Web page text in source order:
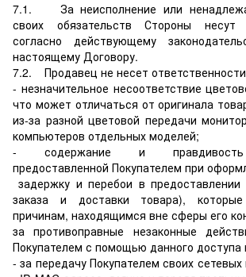
7.1. За неисполнение или
своих обязательств Стороны несут
согласно действующему
настоящему Договору.
7.2. Продавец не несет
- незначительное несоответствие
что может отличаться от оригинала
из-за разной цветовой передачи
компьютеров отдельных моделей;
- содержание и правдивость
предоставленной Покупателем при
задержку и перебои в предоставлении
заказа и доставки товара),
причинам, находящимся вне сферы его
за противоправные незаконные
Покупателем с помощью данного доступа
- за передачу Покупателем своих